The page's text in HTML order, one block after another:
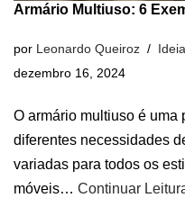
Armário Multiuso: 6
por Leonardo Queiroz
dezembro 16, 2024
O armário multiuso é uma
diferentes necessidades
variadas para todos os
móveis… Continuar